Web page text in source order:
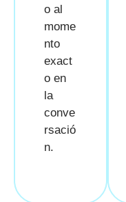
o al
mome
nto
exact
o en
la
conve
rsació
n.